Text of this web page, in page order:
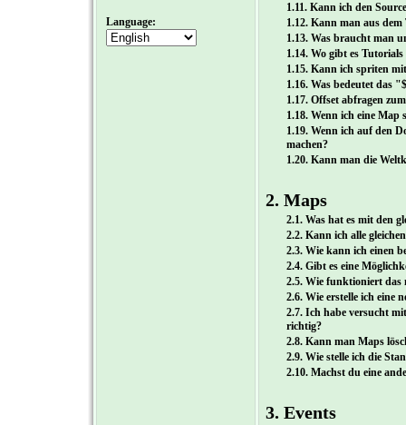
Language:
1.11. Kann ich den
1.12. Kann man aus
1.13. Was braucht man
1.14. Wo gibt es
1.15. Kann ich spriten
1.16. Was bedeutet das
1.17. Offset abfragen
1.18. Wenn ich eine
1.19. Wenn ich auf den
machen?
1.20. Kann man die
2. Maps
2.1. Was hat es mit den
2.2. Kann ich alle
2.3. Wie kann ich einen
2.4. Gibt es eine
2.5. Wie funktioniert das
2.6. Wie erstelle ich eine
2.7. Ich habe versucht
richtig?
2.8. Kann man Maps
2.9. Wie stelle ich die
2.10. Machst du eine
3. Events